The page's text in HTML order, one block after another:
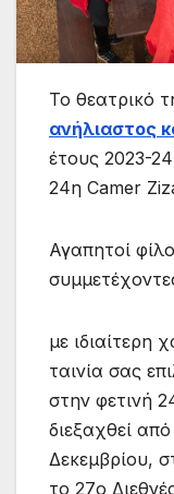
Το θεατρικό
ανήλιαστος
έτους 2023-
24η Camer
Αγαπητοί
με ιδιαίτερη
ταινία σας
στην φετινή
διεξαχθεί
Δεκεμβρίου,
το 27ο